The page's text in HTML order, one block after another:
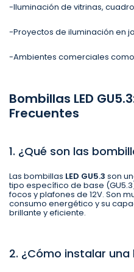
-Iluminación de vitrinas,
-Proyectos de iluminación en
-Ambientes comerciales
Bombillas LED
Frecuentes
1. ¿Qué son las
Las bombillas LED GU5.3 son
tipo específico de base
focos y plafones de 12V. Son
consumo energético y su
brillante y eficiente.
2. ¿Cómo instalar una